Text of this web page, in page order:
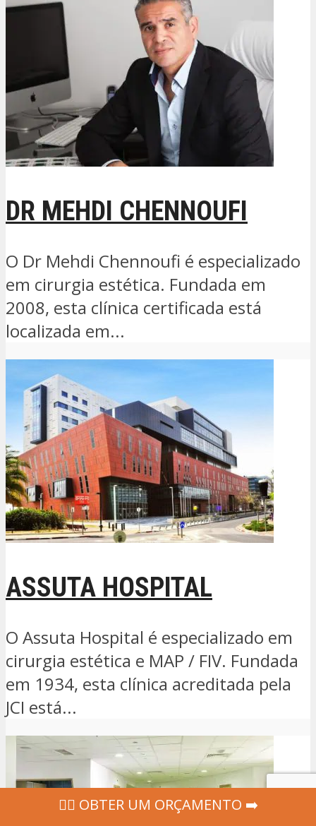
DR MEHDI CHENNOUFI
O Dr Mehdi Chennoufi é especializado
em cirurgia estética. Fundada em
2008, esta clínica certificada está
localizada em...
ASSUTA HOSPITAL
O Assuta Hospital é especializado em
cirurgia estética e MAP / FIV. Fundada
em 1934, esta clínica acreditada pela
JCI está...
‍👩‍⚕ OBTER UM ORÇAMENTO ➡️